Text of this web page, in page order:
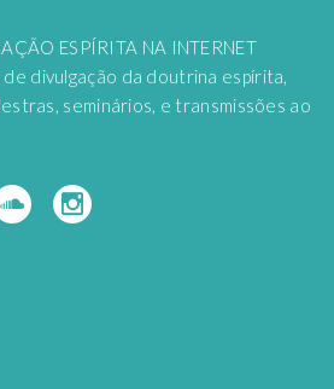
ESPÍRITA NA INTERNET
divulgação da doutrina espírita,
seminários, e transmissões ao